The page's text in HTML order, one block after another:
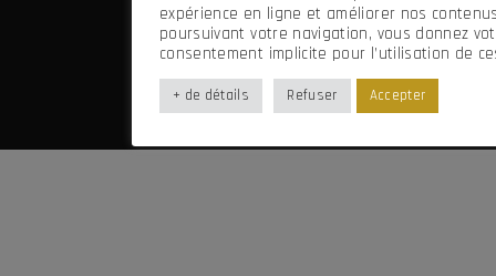
Imaginé par Frenchify
expérience en ligne et améliorer nos
poursuivant votre navigation, vous donnez
consentement implicite pour l’utilisation de
+ de détails Refuser Accepter